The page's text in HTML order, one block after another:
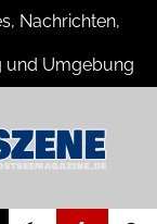
Nachrichten,
und Umgebung
aus